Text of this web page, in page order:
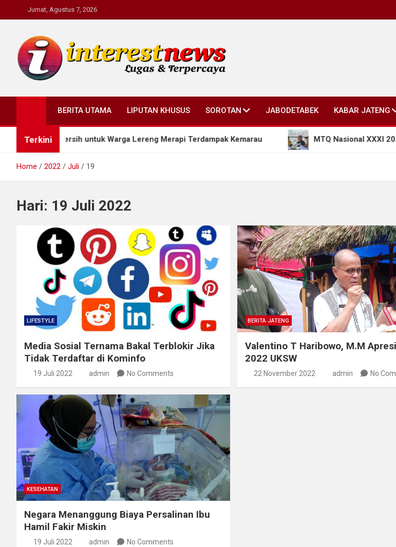
to
Jumat, Agustus 7, 2026
Interestnews.or.id
BERITA UTAMA LIPUTAN KHUSUS SOROTAN JABODETABEK KABAR JATENG
Terkini
Air Bersih untuk Warga Lereng Merapi Terdampak Kemarau MTQ Nasional XXXI 2026 di
Home 2022 Juli 19
Hari: 19 Juli 2022
LIFESTYLE
Media Sosial Ternama Bakal Terblokir Jika
Tidak Terdaftar di Kominfo
19 Juli 2022 admin No Comments
BERITA JATENG
Valentino T Haribowo, M.M
2022 UKSW
22 November 2022 admin No
KESEHATAN
Negara Menanggung Biaya Persalinan Ibu
Hamil Fakir Miskin
19 Juli 2022 admin No Comments